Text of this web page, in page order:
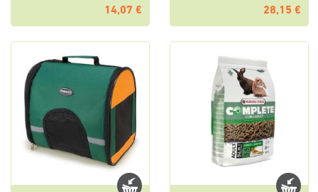
14,07 € 28,15 €